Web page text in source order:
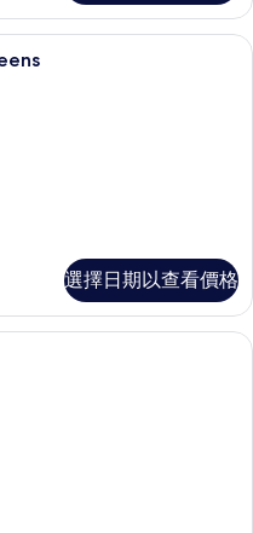
級寢具、迷你吧、客房內保險箱、書
選擇日期以查看價格
級寢具、迷你吧、客房內保險箱、書